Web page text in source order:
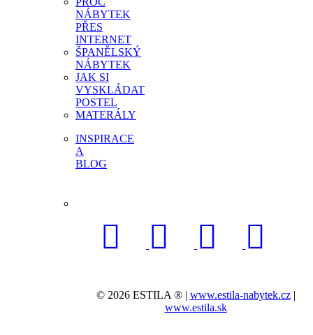
NÁBYTEK
PŘES
INTERNET
ŠPANĚLSKÝ
NÁBYTEK
JAK SI
VYSKLÁDAT
POSTEL
MATERÁLY
INSPIRACE
A
BLOG
© 2026 ESTILA ® | www.estila-nabytek.cz|
www.estila.sk